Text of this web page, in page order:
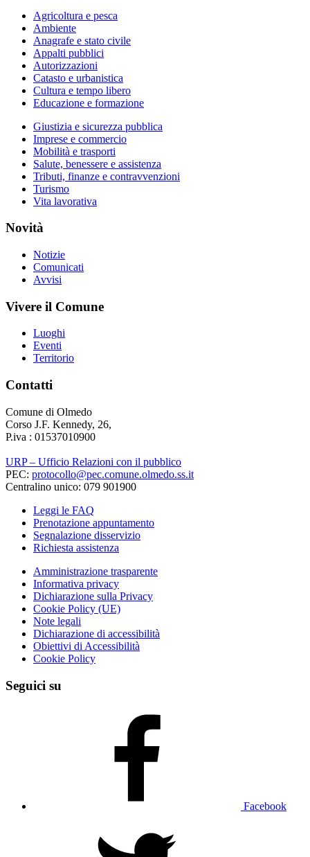
Agricoltura e pesca
Ambiente
Anagrafe e stato civile
Appalti pubblici
Autorizzazioni
Catasto e urbanistica
Cultura e tempo libero
Educazione e formazione
Giustizia e sicurezza pubblica
Imprese e commercio
Mobilità e trasporti
Salute, benessere e assistenza
Tributi, finanze e contravvenzioni
Turismo
Vita lavorativa
Novità
Notizie
Comunicati
Avvisi
Vivere il Comune
Luoghi
Eventi
Territorio
Contatti
Comune di Olmedo
Corso J.F. Kennedy, 26,
P.iva : 01537010900
URP – Ufficio Relazioni con il pubblico
PEC: protocollo@pec.comune.olmedo.ss.it
Centralino unico: 079 901900
Leggi le FAQ
Prenotazione appuntamento
Segnalazione disservizio
Richiesta assistenza
Amministrazione trasparente
Informativa privacy
Dichiarazione sulla Privacy
Cookie Policy (UE)
Note legali
Dichiarazione di accessibilità
Obiettivi di Accessibilità
Cookie Policy
Seguici su
Facebook